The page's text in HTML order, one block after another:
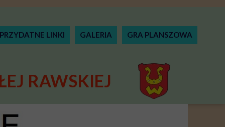
RAWSKIEJ
PRZYDATNE LINKI GALERIA GRA PLANSZOWA